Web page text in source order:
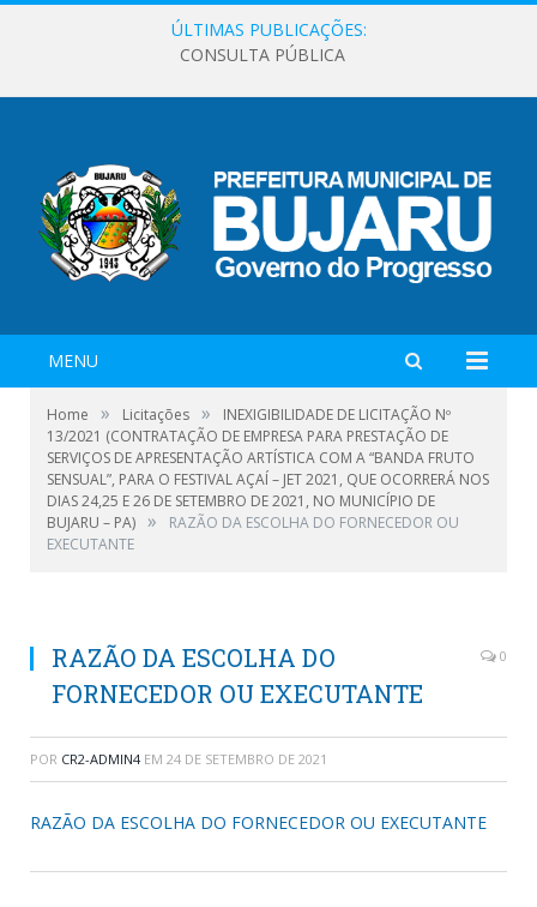
ÚLTIMAS PUBLICAÇÕES:
CONSULTA PÚBLICA
MENU
Home » Licitações »
INEXIGIBILIDADE DE LICITAÇÃO Nº
13/2021 (CONTRATAÇÃO DE EMPRESA PARA PRESTAÇÃO DE
SERVIÇOS DE APRESENTAÇÃO ARTÍSTICA COM A “BANDA FRUTO
SENSUAL”, PARA O FESTIVAL AÇAÍ – JET 2021, QUE OCORRERÁ NOS
DIAS 24,25 E 26 DE SETEMBRO DE 2021, NO MUNICÍPIO DE
BUJARU – PA) »
RAZÃO DA ESCOLHA DO FORNECEDOR OU
EXECUTANTE
RAZÃO DA ESCOLHA DO
FORNECEDOR OU EXECUTANTE
0
POR CR2-ADMIN4 EM 24 DE SETEMBRO DE 2021
RAZÃO DA ESCOLHA DO FORNECEDOR OU EXECUTANTE